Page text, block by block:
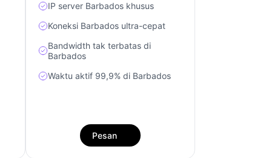
IP server Barbados khusus
Koneksi Barbados ultra-cepat
Bandwidth tak terbatas di
Barbados
Waktu aktif 99,9% di Barbados
Pesan